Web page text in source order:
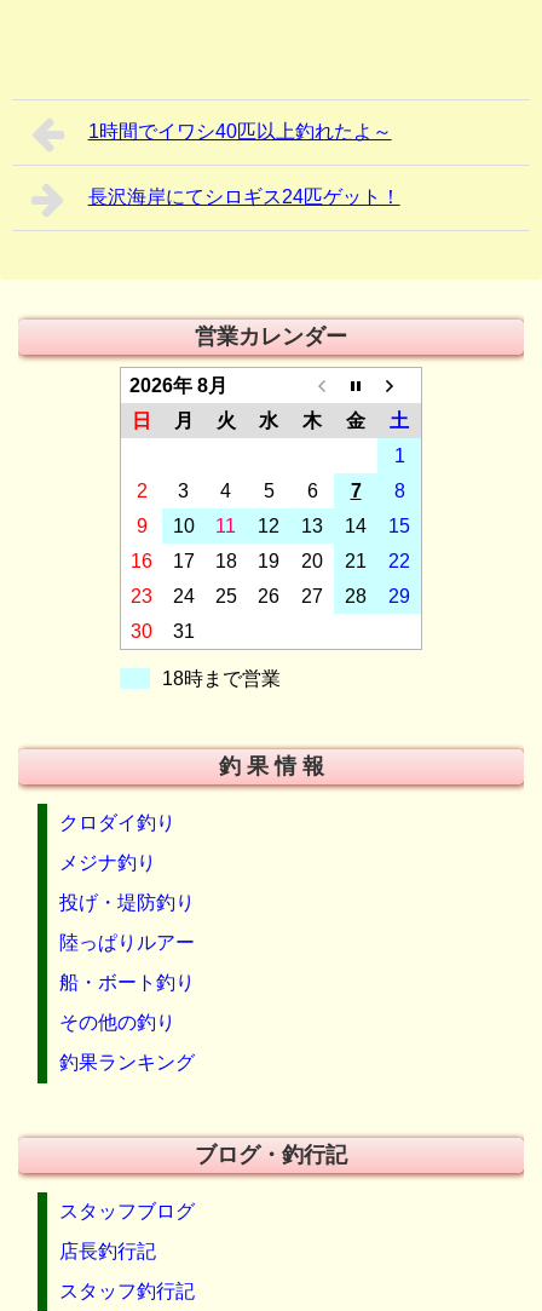
1時間でイワシ40匹以上釣れたよ～
長沢海岸にてシロギス24匹ゲット！
営業カレンダー
2026年 8月
日
月 火 水 木 金
土
1
2
3 4 5 6 7
8
9
10 11 12 13 14
15
16
17 18 19 20 21
22
23
24 25 26 27 28
29
30
31
18時まで営業
釣 果 情 報
クロダイ釣り
メジナ釣り
投げ・堤防釣り
陸っぱりルアー
船・ボート釣り
その他の釣り
釣果ランキング
ブログ・釣行記
スタッフブログ
店長釣行記
スタッフ釣行記